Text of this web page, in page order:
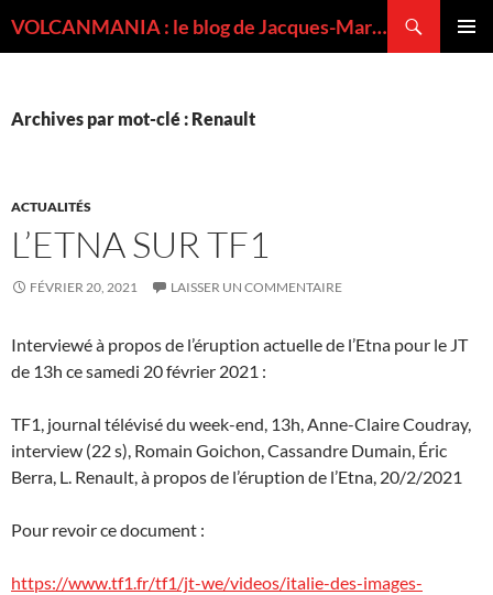
VOLCANMANIA : le blog de Jacques-Marie BARDINTZEFF, volcanologue
Archives par mot-clé : Renault
ACTUALITÉS
L’ETNA SUR TF1
FÉVRIER 20, 2021 LAISSER UN COMMENTAIRE
Interviewé à propos de l’éruption actuelle de l’Etna pour le JT
de 13h ce samedi 20 février 2021 :
TF1, journal télévisé du week-end, 13h, Anne-Claire Coudray,
interview (22 s), Romain Goichon, Cassandre Dumain, Éric
Berra, L. Renault, à propos de l’éruption de l’Etna, 20/2/2021
Pour revoir ce document :
https://www.tf1.fr/tf1/jt-we/videos/italie-des-images-